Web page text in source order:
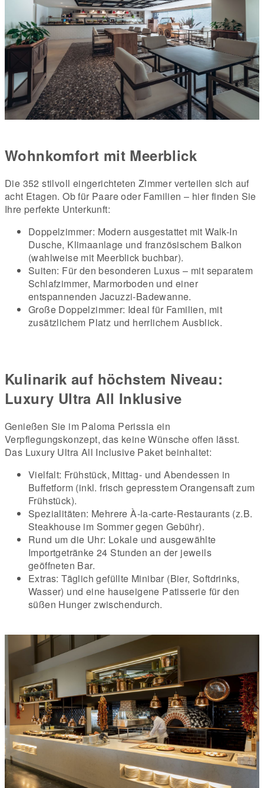
Wohnkomfort mit Meerblick
Die 352 stilvoll eingerichteten Zimmer verteilen sich auf
acht Etagen. Ob für Paare oder Familien – hier finden Sie
Ihre perfekte Unterkunft:
Doppelzimmer: Modern ausgestattet mit Walk-In
Dusche, Klimaanlage und französischem Balkon
(wahlweise mit Meerblick buchbar).
Suiten: Für den besonderen Luxus – mit separatem
Schlafzimmer, Marmorboden und einer
entspannenden Jacuzzi-Badewanne.
Große Doppelzimmer: Ideal für Familien, mit
zusätzlichem Platz und herrlichem Ausblick.
Kulinarik auf höchstem Niveau:
Luxury Ultra All Inklusive
Genießen Sie im Paloma Perissia ein
Verpflegungskonzept, das keine Wünsche offen lässt.
Das Luxury Ultra All Inclusive Paket beinhaltet:
Vielfalt: Frühstück, Mittag- und Abendessen in
Buffetform (inkl. frisch gepresstem Orangensaft zum
Frühstück).
Spezialitäten: Mehrere À-la-carte-Restaurants (z.B.
Steakhouse im Sommer gegen Gebühr).
Rund um die Uhr: Lokale und ausgewählte
Importgetränke 24 Stunden an der jeweils
geöffneten Bar.
Extras: Täglich gefüllte Minibar (Bier, Softdrinks,
Wasser) und eine hauseigene Patisserie für den
süßen Hunger zwischendurch.